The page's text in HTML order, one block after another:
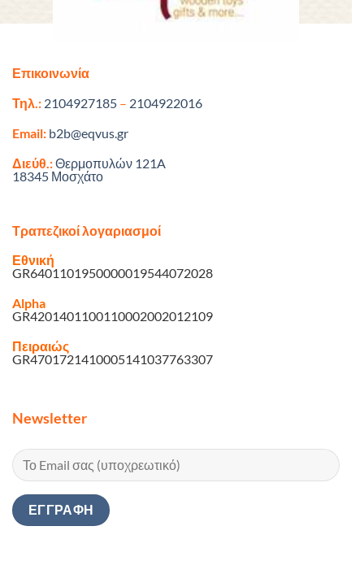
Επικοινωνία
Τηλ.: 2104927185 – 2104922016
Email: b2b@eqvus.gr
Διεύθ.:Θερμοπυλών 121A
18345 Μοσχάτο
Τραπεζικοί λογαριασμοί
Εθνική
GR6401101950000019544072028
Alpha
GR4201401100110002002012109
Πειραιώς
GR4701721410005141037763307
Newsletter